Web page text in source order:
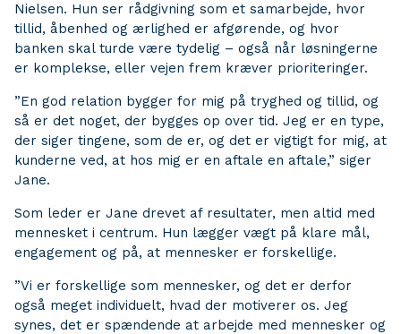
Nielsen. Hun ser rådgivning som et samarbejde, hvor
tillid, åbenhed og ærlighed er afgørende, og hvor
banken skal turde være tydelig – også når løsningerne
er komplekse, eller vejen frem kræver prioriteringer.
”En god relation bygger for mig på tryghed og tillid, og
så er det noget, der bygges op over tid. Jeg er en type,
der siger tingene, som de er, og det er vigtigt for mig, at
kunderne ved, at hos mig er en aftale en aftale,” siger
Jane.
Som leder er Jane drevet af resultater, men altid med
mennesket i centrum. Hun lægger vægt på klare mål,
engagement og på, at mennesker er forskellige.
”Vi er forskellige som mennesker, og det er derfor
også meget individuelt, hvad der motiverer os. Jeg
synes, det er spændende at arbejde med mennesker og